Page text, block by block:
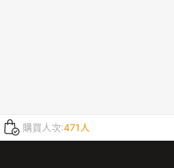
購買人次:471人